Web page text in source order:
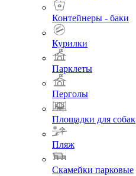
Контейнеры - баки
Курилки
Парклеты
Перголы
Площадки для собак
Пляж
Скамейки парковые